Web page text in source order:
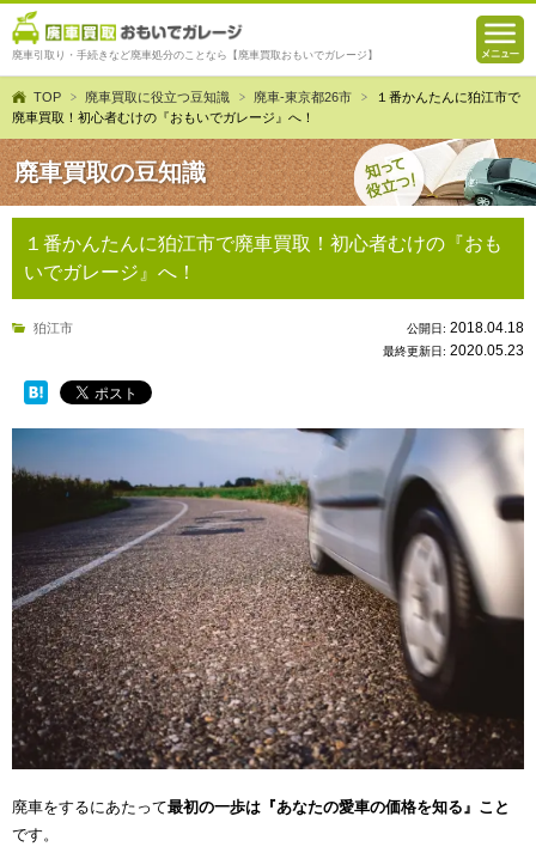
廃車引取り・手続きなど廃車処分のことなら【廃車買取おもいでガレージ】
TOP 廃車買取に役立つ豆知識 廃車-東京都26市
１番かんたんに狛江市で
廃車買取！初心者むけの『おもいでガレージ』へ！
廃車買取の豆知識
１番かんたんに狛江市で廃車買取！初心者むけの『おも
いでガレージ』へ！
狛江市 公開日: 2018.04.18
最終更新日: 2020.05.23
廃車をするにあたって最初の一歩は『あなたの愛車の価格を知る』こと
です。